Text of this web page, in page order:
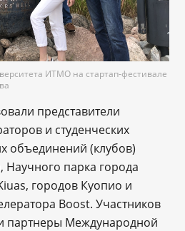
ИТМО на стартап-фестивале
представители
и студенческих
объединений (клубов)
Научного парка города
городов Куопио и
Boost. Участников
партнеры Международной